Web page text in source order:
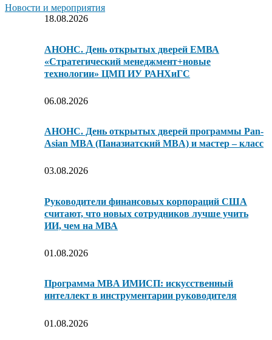
Новости и мероприятия
18.08.2026
АНОНС. День открытых дверей ЕМВА
«Стратегический менеджмент+новые
технологии» ЦМП ИУ РАНХиГС
06.08.2026
АНОНС. День открытых дверей программы Pan-
Asian MBA (Паназиатский MBA) и мастер – класс
03.08.2026
Руководители финансовых корпораций США
считают, что новых сотрудников лучше учить
ИИ, чем на МВА
01.08.2026
Программа MBA ИМИСП: искусственный
интеллект в инструментарии руководителя
01.08.2026